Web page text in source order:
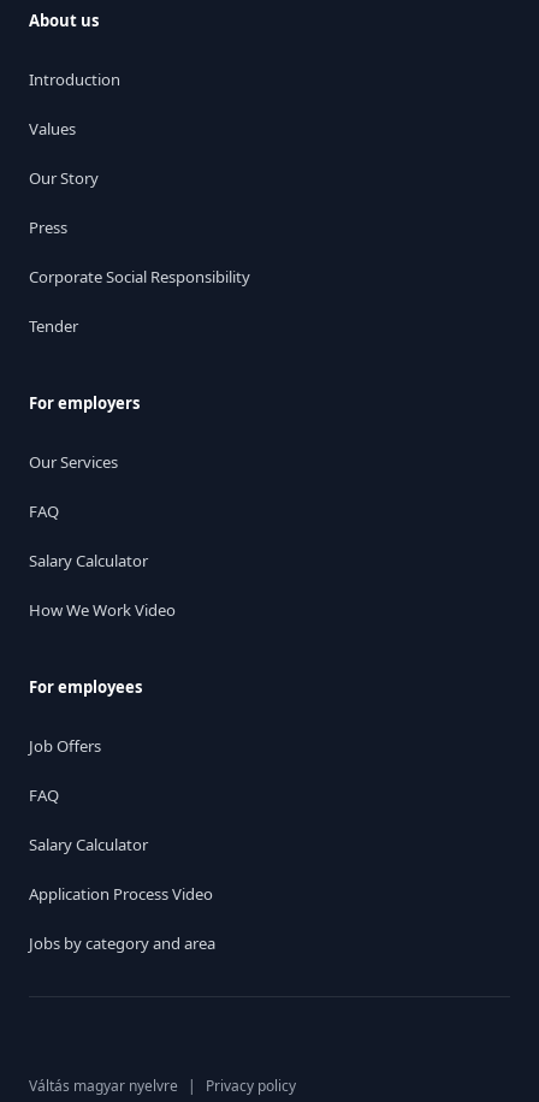
About us
Introduction
Values
Our Story
Press
Corporate Social Responsibility
Tender
For employers
Our Services
FAQ
Salary Calculator
How We Work Video
For employees
Job Offers
FAQ
Salary Calculator
Application Process Video
Jobs by category and area
Váltás magyar nyelvre | Privacy policy